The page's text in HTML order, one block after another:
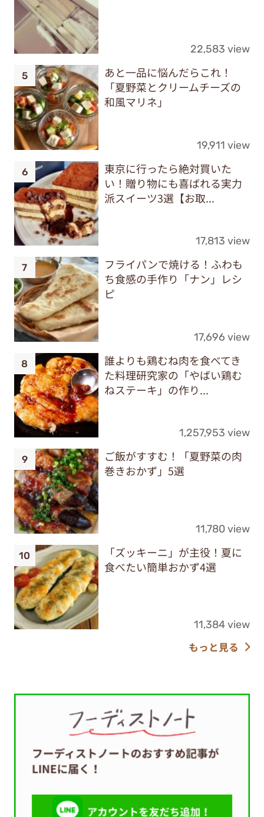
22,583 view
あと一品に悩んだらこれ！
「夏野菜とクリームチーズの
和風マリネ」
19,911 view
東京に行ったら絶対買いた
い！贈り物にも喜ばれる実力
派スイーツ3選【お取...
17,813 view
フライパンで焼ける！ふわも
ち食感の手作り「ナン」レシ
ピ
17,696 view
誰よりも鶏むね肉を食べてき
た料理研究家の「やばい鶏む
ねステーキ」の作り...
1,257,953 view
ご飯がすすむ！「夏野菜の肉
巻きおかず」5選
11,780 view
「ズッキーニ」が主役！夏に
食べたい簡単おかず4選
11,384 view
もっと見る